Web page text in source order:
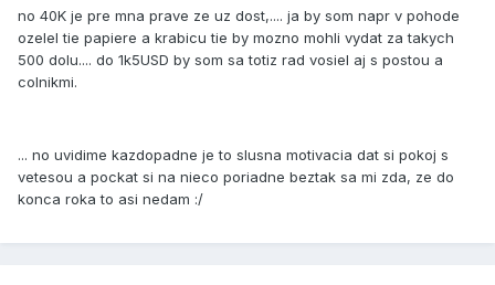
no 40K je pre mna prave ze uz dost,.... ja by som napr v pohode
ozelel tie papiere a krabicu tie by mozno mohli vydat za takych
500 dolu.... do 1k5USD by som sa totiz rad vosiel aj s postou a
colnikmi.
... no uvidime kazdopadne je to slusna motivacia dat si pokoj s
vetesou a pockat si na nieco poriadne beztak sa mi zda, ze do
konca roka to asi nedam :/